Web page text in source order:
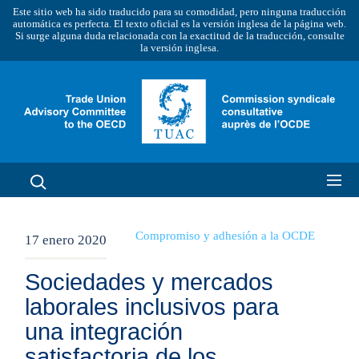
Este sitio web ha sido traducido para su comodidad, pero ninguna traducción
automática es perfecta. El texto oficial es la versión inglesa de la página web.
Si surge alguna duda relacionada con la exactitud de la traducción, consulte
la versión inglesa.
17 enero 2020 Compromiso y adhesión a la OCDE
Sociedades y mercados
laborales inclusivos para
una integración